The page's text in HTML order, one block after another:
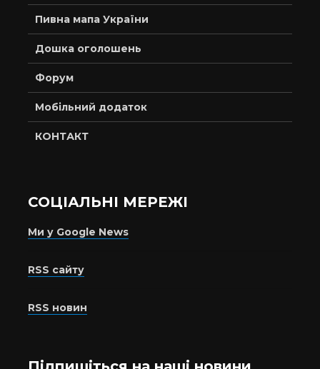
Пивна мапа України
Дошка оголошень
Форум
Мобільний додаток
КОНТАКТ
СОЦІАЛЬНІ МЕРЕЖІ
Ми у Google News
RSS сайту
RSS новин